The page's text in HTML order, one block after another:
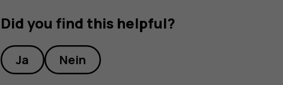
Did you find this helpful?
Ja Nein